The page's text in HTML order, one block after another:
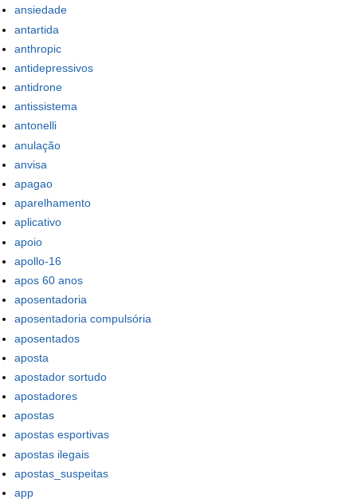
ansiedade
antartida
anthropic
antidepressivos
antidrone
antissistema
antonelli
anulação
anvisa
apagao
aparelhamento
aplicativo
apoio
apollo-16
apos 60 anos
aposentadoria
aposentadoria compulsória
aposentados
aposta
apostador sortudo
apostadores
apostas
apostas esportivas
apostas ilegais
apostas_suspeitas
app